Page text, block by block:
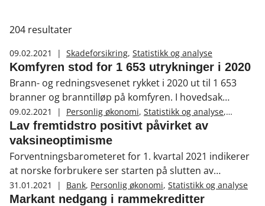
204 resultater
09.02.2021 | Skadeforsikring, Statistikk og analyse
Komfyren stod for 1 653 utrykninger i 2020
Brann- og redningsvesenet rykket i 2020 ut til 1 653
branner og branntilløp på komfyren. I hovedsak
tørrkoking.
09.02.2021 | Personlig økonomi, Statistikk og analyse,
Forventningsbarometeret
Lav fremtidstro positivt påvirket av
vaksineoptimisme
Forventningsbarometeret for 1. kvartal 2021 indikerer
at norske forbrukere ser starten på slutten av
pandemien. Lavere forbruk på særlig tjenester i
pandemiperioden har gitt romsligere økonomi for
31.01.2021 | Bank, Personlig økonomi, Statistikk og analyse
Markant nedgang i rammekreditter